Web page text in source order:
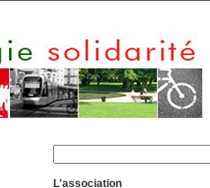
Rechercher
L'association